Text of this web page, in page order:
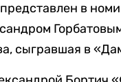
в
сыгравшая в